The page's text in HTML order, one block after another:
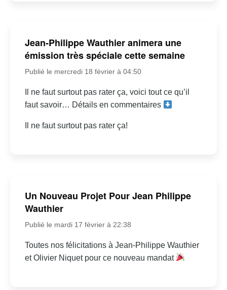
Jean-Philippe Wauthier animera une
émission très spéciale cette semaine
Publié le mercredi 18 février à 04:50
Il ne faut surtout pas rater ça, voici tout ce qu’il
faut savoir… Détails en commentaires
Il ne faut surtout pas rater ça!
Un Nouveau Projet Pour Jean Philippe
Wauthier
Publié le mardi 17 février à 22:38
Toutes nos félicitations à Jean-Philippe Wauthier
et Olivier Niquet pour ce nouveau mandat